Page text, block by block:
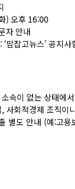
) 오후 16:00
자 안내
잡고뉴스’ 공지사
속이 없는 상태에
사회적경제 조직이
별도 안내 (예:고용